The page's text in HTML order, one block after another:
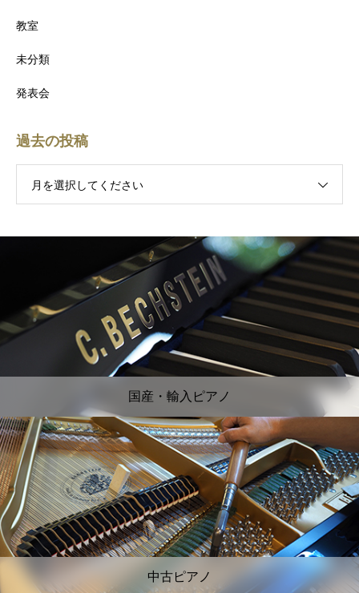
教室
未分類
発表会
過去の投稿
月を選択してください
国産・輸入ピアノ
中古ピアノ